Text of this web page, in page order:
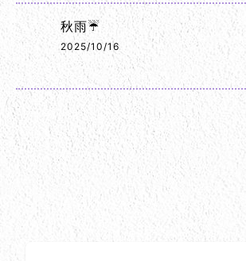
秋雨☔
2025/10/16